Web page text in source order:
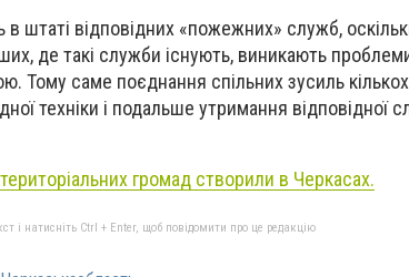
штаті відповідних «пожежних» служб,
де такі служби існують, виникають
Тому саме поєднання спільних зусиль
техніки і подальше утримання відповідної
громад створили в Черкасах.
і натисніть Ctrl + Enter, щоб повідомити про це редакцію